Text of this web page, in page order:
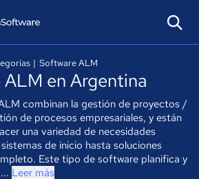
| Software ALM
en Argentina
combinan la gestión de proyectos /
de procesos empresariales, y están
una variedad de necesidades
de inicio hasta soluciones
Este tipo de software planifica y
Leer más